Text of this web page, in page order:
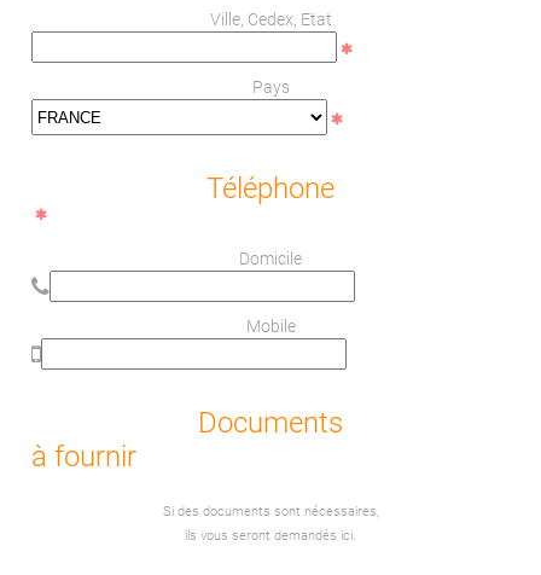
Ville, Cedex, Etat
Pays
Téléphone
Domicile
Mobile
Documents
à fournir
Si des documents sont nécessaires,
ils vous seront demandés ici.